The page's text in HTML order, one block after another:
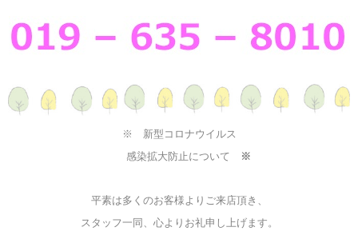
※ 新型コロナウイルス
感染拡大防止について
※
平素は多くのお客様よりご来店頂き、
スタッフ一同、心よりお礼申し上げます。